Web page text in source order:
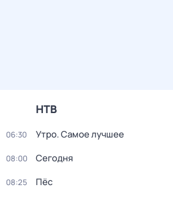
НТВ
06:30 Утро. Самое лучшее
08:00 Сегодня
08:25 Пёс